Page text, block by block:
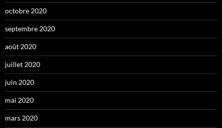
octobre 2020
septembre 2020
août 2020
juillet 2020
juin 2020
mai 2020
mars 2020